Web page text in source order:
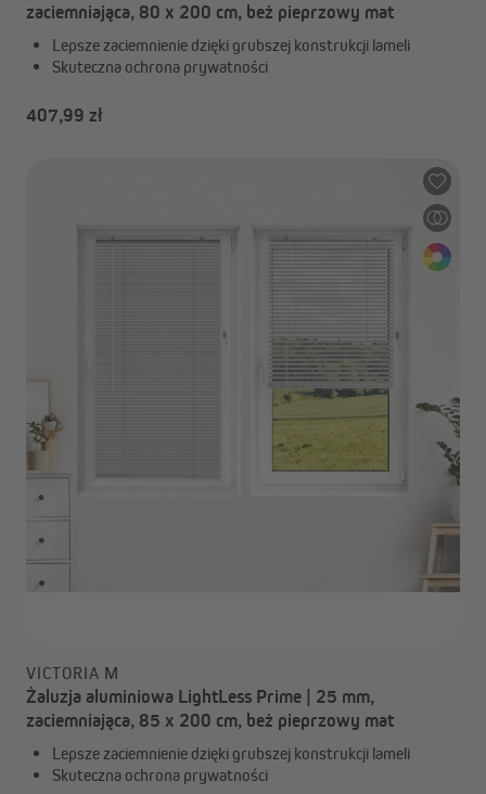
zaciemniająca, 80 x 200 cm, beż pieprzowy mat
Lepsze zaciemnienie dzięki grubszej konstrukcji lameli
Skuteczna ochrona prywatności
407,99 zł
VICTORIA M
Żaluzja aluminiowa LightLess Prime | 25 mm,
zaciemniająca, 85 x 200 cm, beż pieprzowy mat
Lepsze zaciemnienie dzięki grubszej konstrukcji lameli
Skuteczna ochrona prywatności